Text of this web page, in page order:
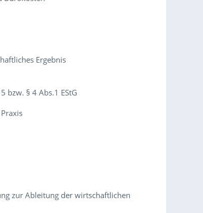
Ergebnis
bzw. § 4 Abs.1 EStG
zur Ableitung der wirtschaftlichen